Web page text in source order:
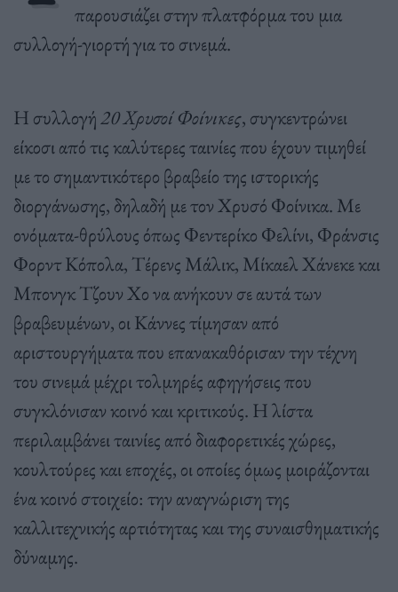
παρουσιάζει στην πλατφόρμα του μια
συλλογή-γιορτή για το σινεμά.
Η συλλογή20 Χρυσοί Φοίνικες, συγκεντρώνει
είκοσι από τις καλύτερες ταινίες που έχουν τιμηθεί
με το σημαντικότερο βραβείο της ιστορικής
διοργάνωσης, δηλαδή με τον Χρυσό Φοίνικα. Με
ονόματα-θρύλους όπως Φεντερίκο Φελίνι, Φράνσις
Φορντ Κόπολα, Τέρενς Μάλικ, Μίκαελ Χάνεκε και
Μπονγκ Τζουν Χο να ανήκουν σε αυτά των
βραβευμένων, οι Κάννες τίμησαν από
αριστουργήματα που επανακαθόρισαν την τέχνη
του σινεμά μέχρι τολμηρές αφηγήσεις που
συγκλόνισαν κοινό και κριτικούς. Η λίστα
περιλαμβάνει ταινίες από διαφορετικές χώρες,
κουλτούρες και εποχές, οι οποίες όμως μοιράζονται
ένα κοινό στοιχείο: την αναγνώριση της
καλλιτεχνικής αρτιότητας και της συναισθηματικής
δύναμης.